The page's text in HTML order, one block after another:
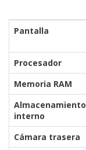
Pantalla
Procesador
Memoria RAM
Almacenamiento
interno
Cámara trasera